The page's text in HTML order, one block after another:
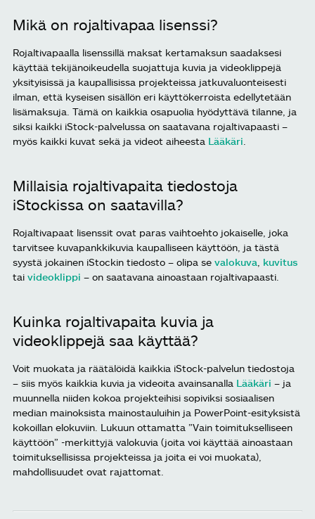
Mikä on rojaltivapaa lisenssi?
Rojaltivapaalla lisenssillä maksat kertamaksun saadaksesi
käyttää tekijänoikeudella suojattuja kuvia ja videoklippejä
yksityisissä ja kaupallisissa projekteissa jatkuvaluonteisesti
ilman, että kyseisen sisällön eri käyttökerroista edellytetään
lisämaksuja. Tämä on kaikkia osapuolia hyödyttävä tilanne, ja
siksi kaikki iStock-palvelussa on saatavana rojaltivapaasti –
myös kaikki kuvat sekä ja videot aiheesta Lääkäri
Millaisia rojaltivapaita tiedostoja
iStockissa on saatavilla?
Rojaltivapaat lisenssit ovat paras vaihtoehto jokaiselle, joka
tarvitsee kuvapankkikuvia kaupalliseen käyttöön, ja tästä
syystä jokainen iStockin tiedosto – olipa se valokuva kuvitus
tai videoklippi – on saatavana ainoastaan rojaltivapaasti.
Kuinka rojaltivapaita kuvia ja
videoklippejä saa käyttää?
Voit muokata ja räätälöidä kaikkia iStock-palvelun tiedostoja
– siis myös kaikkia kuvia ja videoita avainsanalla Lääkäri – ja
muunnella niiden kokoa projekteihisi sopiviksi sosiaalisen
median mainoksista mainostauluihin ja PowerPoint-esityksistä
kokoillan elokuviin. Lukuun ottamatta ”Vain toimitukselliseen
käyttöön” -merkittyjä valokuvia (joita voi käyttää ainoastaan
toimituksellisissa projekteissa ja joita ei voi muokata),
mahdollisuudet ovat rajattomat.